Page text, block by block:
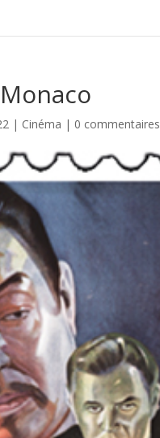
| Cinéma | 0 commentaires